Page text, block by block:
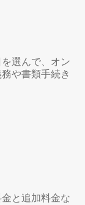
選んで、オン
や書類手続き
と追加料金な